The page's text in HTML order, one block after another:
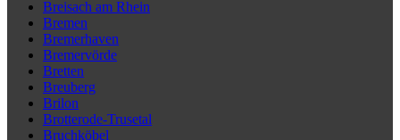
Breisach am Rhein
Bremen
Bremerhaven
Bremervörde
Bretten
Breuberg
Brilon
Brotterode-Trusetal
Bruchköbel